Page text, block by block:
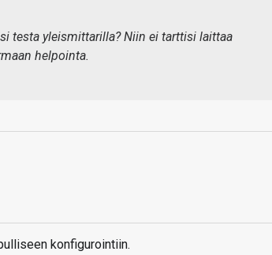
testa yleismittarilla? Niin ei tarttisi laittaa
helpointa.
konfigurointiin.